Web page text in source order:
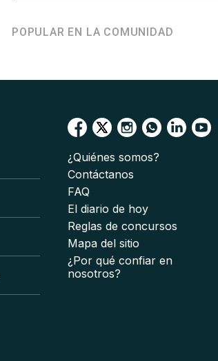
POPULAR EN LA COMUNIDAD
¿Quiénes somos?
Contáctanos
FAQ
El diario de hoy
Reglas de concursos
Mapa del sitio
¿Por qué confiar en
nosotros?